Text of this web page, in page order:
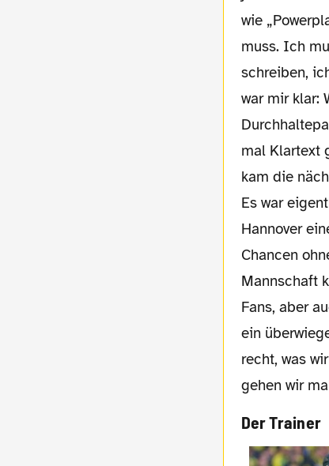
wie
muss. Ich
schreiben,
war mir klar:
mal Klartext
kam die
Es war
Hannover
Chancen
Mannschaft
Fans, aber
ein
recht, was
gehen wir
Der Trainer